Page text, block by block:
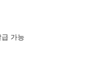
가능